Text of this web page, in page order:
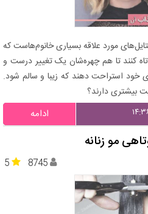
مورد علاقه‌ بسیاری خانوم‌هاست که
کنند تا هم چهره‌شان یک تغییر درست و
استراحت دهند که زیبا و سالم شود.
بیشتری دارند؟
ادامه
مو زنانه
5 8745